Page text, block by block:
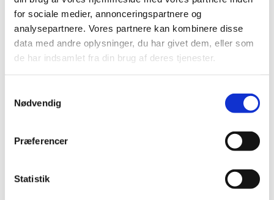
for sociale medier, annonceringspartnere og
analysepartnere. Vores partnere kan kombinere disse
data med andre oplysninger, du har givet dem, eller som
de har indsamlet fra din brug af deres tjenester.
Nødvendig
Præferencer
Statistik
TID
2026 (25)
2025 (15)
2022 (11)
2020 (19)
2018 (46)